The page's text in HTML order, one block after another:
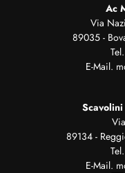
Ac
Via
89035 -
Tel.
E-Mail.
89134 -
Tel.
E-Mail.